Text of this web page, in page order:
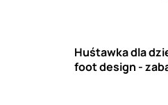
Huśtawka dla
foot design -